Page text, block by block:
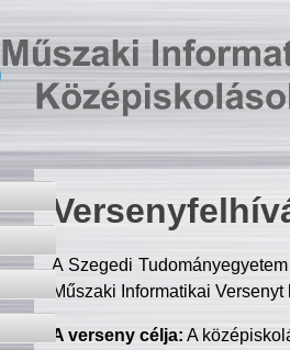
A Szegedi
Műszaki Informatikai
A verseny célja: A